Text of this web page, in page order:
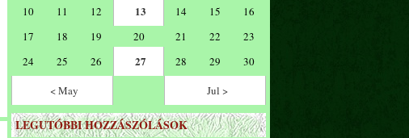
10
11 12 13 14 15
16
17
18 19 20 21 22
23
24
25 26 27 28 29
30
< May
Jul >
LEGUTÓBBI HOZZÁSZÓLÁSOK